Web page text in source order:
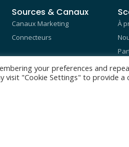
Sources & Canaux
Canaux Marketing
Connecteurs
À
your preferences and
visit "Cookie Settings" to provide a